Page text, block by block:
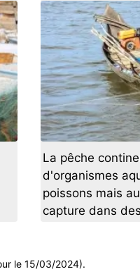
La pêche
d'organismes
poissons mais
capture dans
le 15/03/2024).